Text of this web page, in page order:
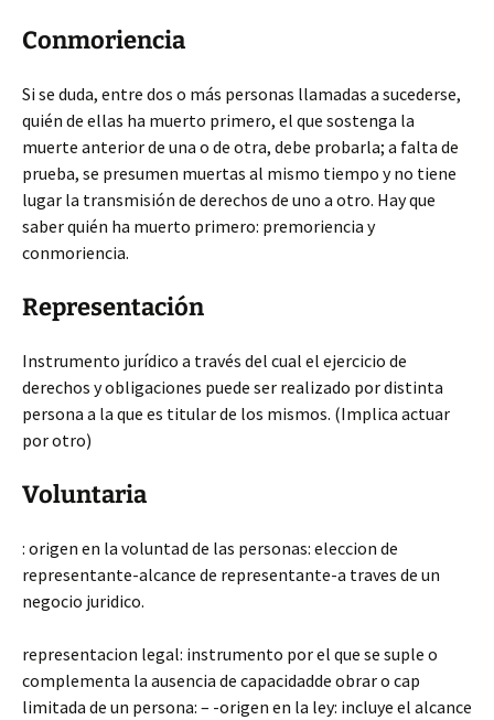
Conmoriencia
Si se duda, entre dos o más personas llamadas a sucederse,
quién de ellas ha muerto primero, el que sostenga la
muerte anterior de una o de otra, debe probarla; a falta de
prueba, se presumen muertas al mismo tiempo y no tiene
lugar la transmisión de derechos de uno a otro. Hay que
saber quién ha muerto primero: premoriencia y
conmoriencia.
Representación
Instrumento jurídico a través del cual el ejercicio de
derechos y obligaciones puede ser realizado por distinta
persona a la que es titular de los mismos. (Implica actuar
por otro)
Voluntaria
: origen en la voluntad de las personas: eleccion de
representante-alcance de representante-a traves de un
negocio juridico.
representacion legal: instrumento por el que se suple o
complementa la ausencia de capacidadde obrar o cap
limitada de un persona: – -origen en la ley: incluye el alcance